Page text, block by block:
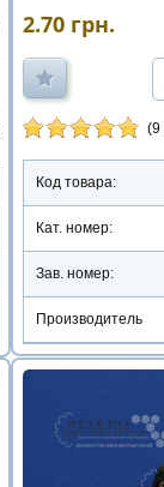
2.70 грн.
(9
Код товара:
Кат. номер:
Зав. номер:
Производитель